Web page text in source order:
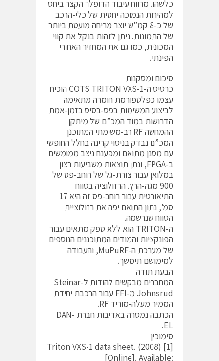
כלשהו. מרווח עיבוד הדופלר הקצר ביחס
למהירות הנמוכה יחסית של כלי-הרכב
של כ-8 קמ”ש יוצר מריחה מועטת ביותר
של התמונות. ניתן לזהות בנקל את קווי
המכונית, כמו גם את המחזיר האחורי
הפינתי.
סיכום ומסקנות
כרטיס ה-COTS TRITON VXS-1 הוכיח
עצמו כפלטפורמת חומרה מתאימה
לביצוע המשימות בפס-בסיס בזמן-אמת
הדרושות במוד המכ”ם של מיתקן
ההמחשה RF רב-משימתי המתוכנן.
המכ”ם נבדק בניסוי קרינה בחלל החופשי
עם מסנן מתואם ומפענח ניצב ממומשים
ב-FPGA, ונתן תוצאות משביעות רצון
במלואן עבור צורת-גל של רוחב-פס של
900 מגה-הרץ. הרזולוציה בטווח
התיאורטית עבור רוחב-פס זה היא 17
סמ’, נתון התואם יפה את רזולוציית
הטווח שנרשמה.
ה-TRITON הוא ללא ספק מתאים עבור
הפונקציות והמודים המתוכננים הנוספים
של מערכת ה-MuPuRF, והעבודה
למימושם תימשך.
הבעת תודה
המחברים מבקשים להודות ל-Steinar
Johnsrud מ-FFI עבור הרכבת יחידת
הממיר מעלה-מוריד RF.
הכתבה נמסרה באדיבות חברת DAN-
EL.
סימוכין
[1] (2008) Triton VXS-1 data sheet.
[Online]. Available: